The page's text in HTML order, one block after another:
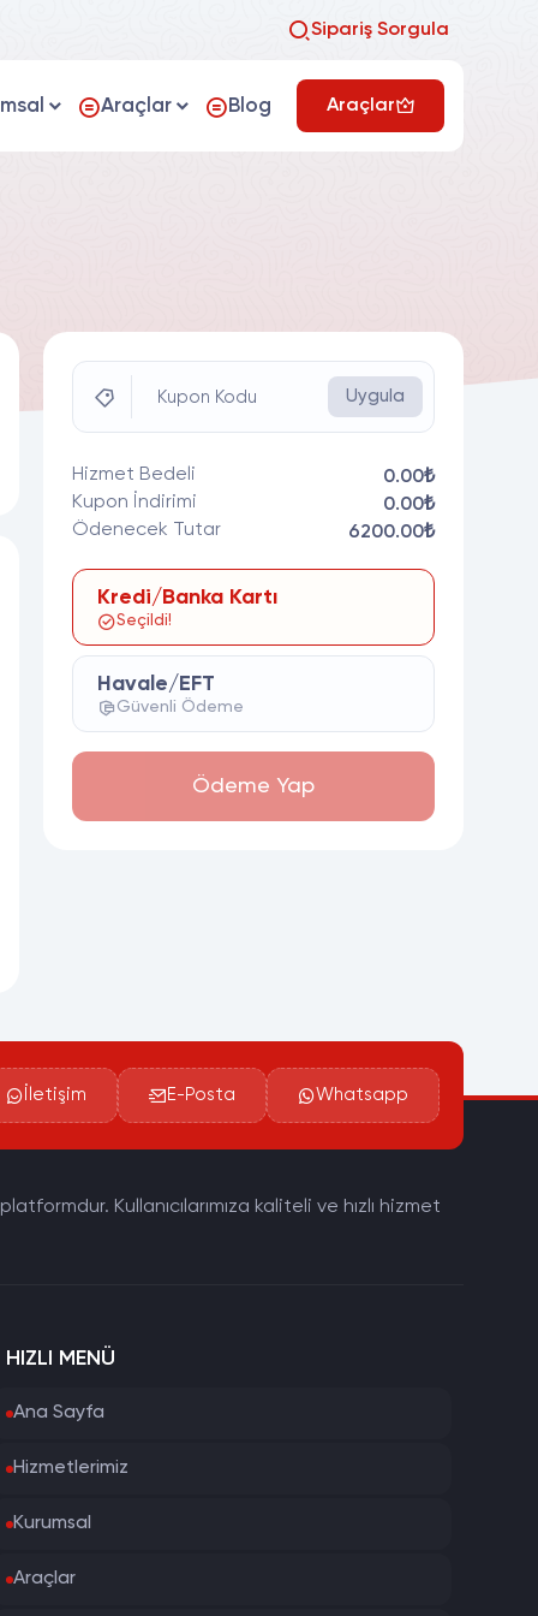
Sipariş Sorgula
Araçlar Blog Araçlar
Kupon Kodu Uygula
Hizmet Bedeli
0.00₺
Kupon İndirimi
0.00₺
Ödenecek Tutar
6200.00₺
Kredi/Banka Kartı
Seçildi!
Havale/EFT
Güvenli Ödeme
Ödeme Yap
İletişim E-Posta Whatsapp
Kullanıcılarımıza kaliteli ve hızlı hizmet
HIZLI MENÜ
Ana Sayfa
Hizmetlerimiz
Kurumsal
Araçlar